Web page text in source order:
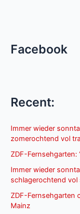
Facebook
Recent:
Immer wieder
zomerochtend vol
ZDF-Fernsehgarten:
Immer wieder
schlagerochtend vol
ZDF-Fernsehgarten
Mainz